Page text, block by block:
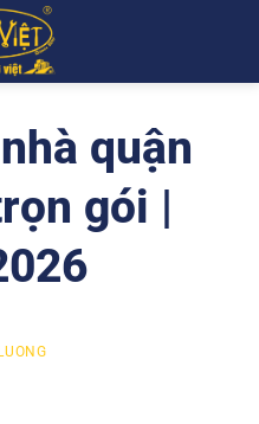
quận
gói |